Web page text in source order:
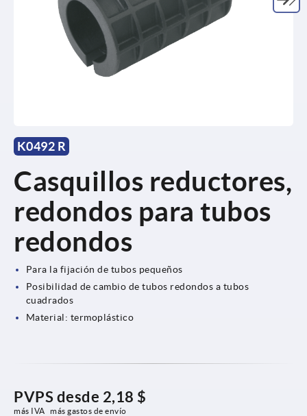
K0492 R
Casquillos reductores,
redondos para tubos
redondos
Para la fijación de tubos pequeños
Posibilidad de cambio de tubos redondos a tubos
cuadrados
Material: termoplástico
PVPS desde 2,18 $
más IVA más gastos de envío